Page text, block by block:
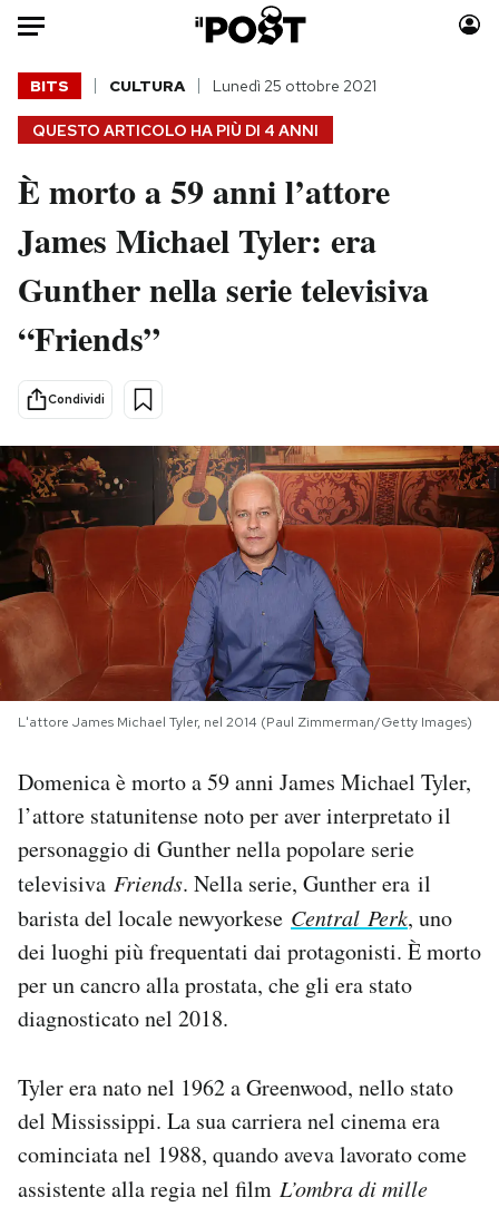
Auto
HOME
Italia
Politica
Tecnologia
Scienza
Cultura
Economia
Sport
Moda
Consumismi
Storie/Idee
Mondiali calcio 2026
PODCAST
NEWSLETTER
I MIEI PREFERITI
AREA PERSONALE
Area Personale
Newsletter
Notifiche mobile
QUESTO ARTICOLO HA PIÙ DI 4 ANNI
BITS CULTURA Lunedì 25 ottobre 2021
È morto a 59 anni l’attore
James Michael Tyler: era
Gunther nella serie televisiva
“Friends”
Condividi
L'attore James Michael Tyler, nel 2014 (Paul Zimmerman/Getty Images)
Domenica è morto a 59 anni James Michael Tyler,
l’attore statunitense noto per aver interpretato il
personaggio di Gunther nella popolare serie
televisiva Friends. Nella serie, Gunther era il
barista del locale newyorkese Central Perk, uno
dei luoghi più frequentati dai protagonisti. È morto
per un cancro alla prostata, che gli era stato
diagnosticato nel 2018.
Tyler era nato nel 1962 a Greenwood, nello stato
del Mississippi. La sua carriera nel cinema era
cominciata nel 1988, quando aveva lavorato come
assistente alla regia nel film L’ombra di mille